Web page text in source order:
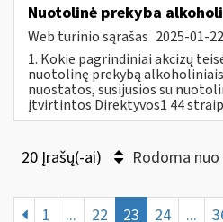
Nuotolinė prekyba
Web turinio sąrašas 2025-01-22
1. Kokie pagrindiniai akcizų
nuotolinę prekybą
nuostatos, susijusios su
įtvirtintos Direktyvos1 44
20 Įrašų(-ai) Rodoma
1 ... 22 23 24 ...